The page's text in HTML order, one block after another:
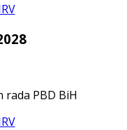
PBD BiH